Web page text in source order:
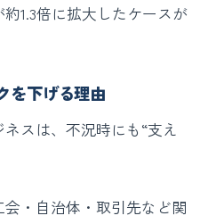
1.3倍に拡大したケースが
を下げる理由
スは、不況時にも“支え
・自治体・取引先など関